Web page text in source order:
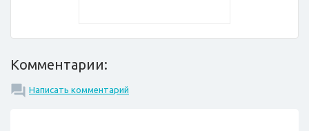
Комментарии:
Написать комментарий